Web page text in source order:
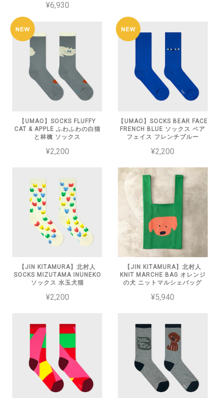
¥6,930
【UMAO】SOCKS FLUFFY
CAT & APPLE ふわふわの白猫
と林檎 ソックス
¥2,200
【UMAO】SOCKS BEAR FACE
FRENCH BLUE ソックス ベア
フェイス フレンチブルー
¥2,200
【JIN KITAMURA】北村人
SOCKS MIZUTAMA INUNEKO
ソックス 水玉犬猫
¥2,200
【JIN KITAMURA】北村人
KNIT MARCHE BAG オレンジ
の犬 ニットマルシェバッグ
¥5,940